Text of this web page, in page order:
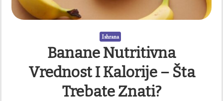
Ishrana
Banane Nutritivna
Vrednost I Kalorije – Šta
Trebate Znati?